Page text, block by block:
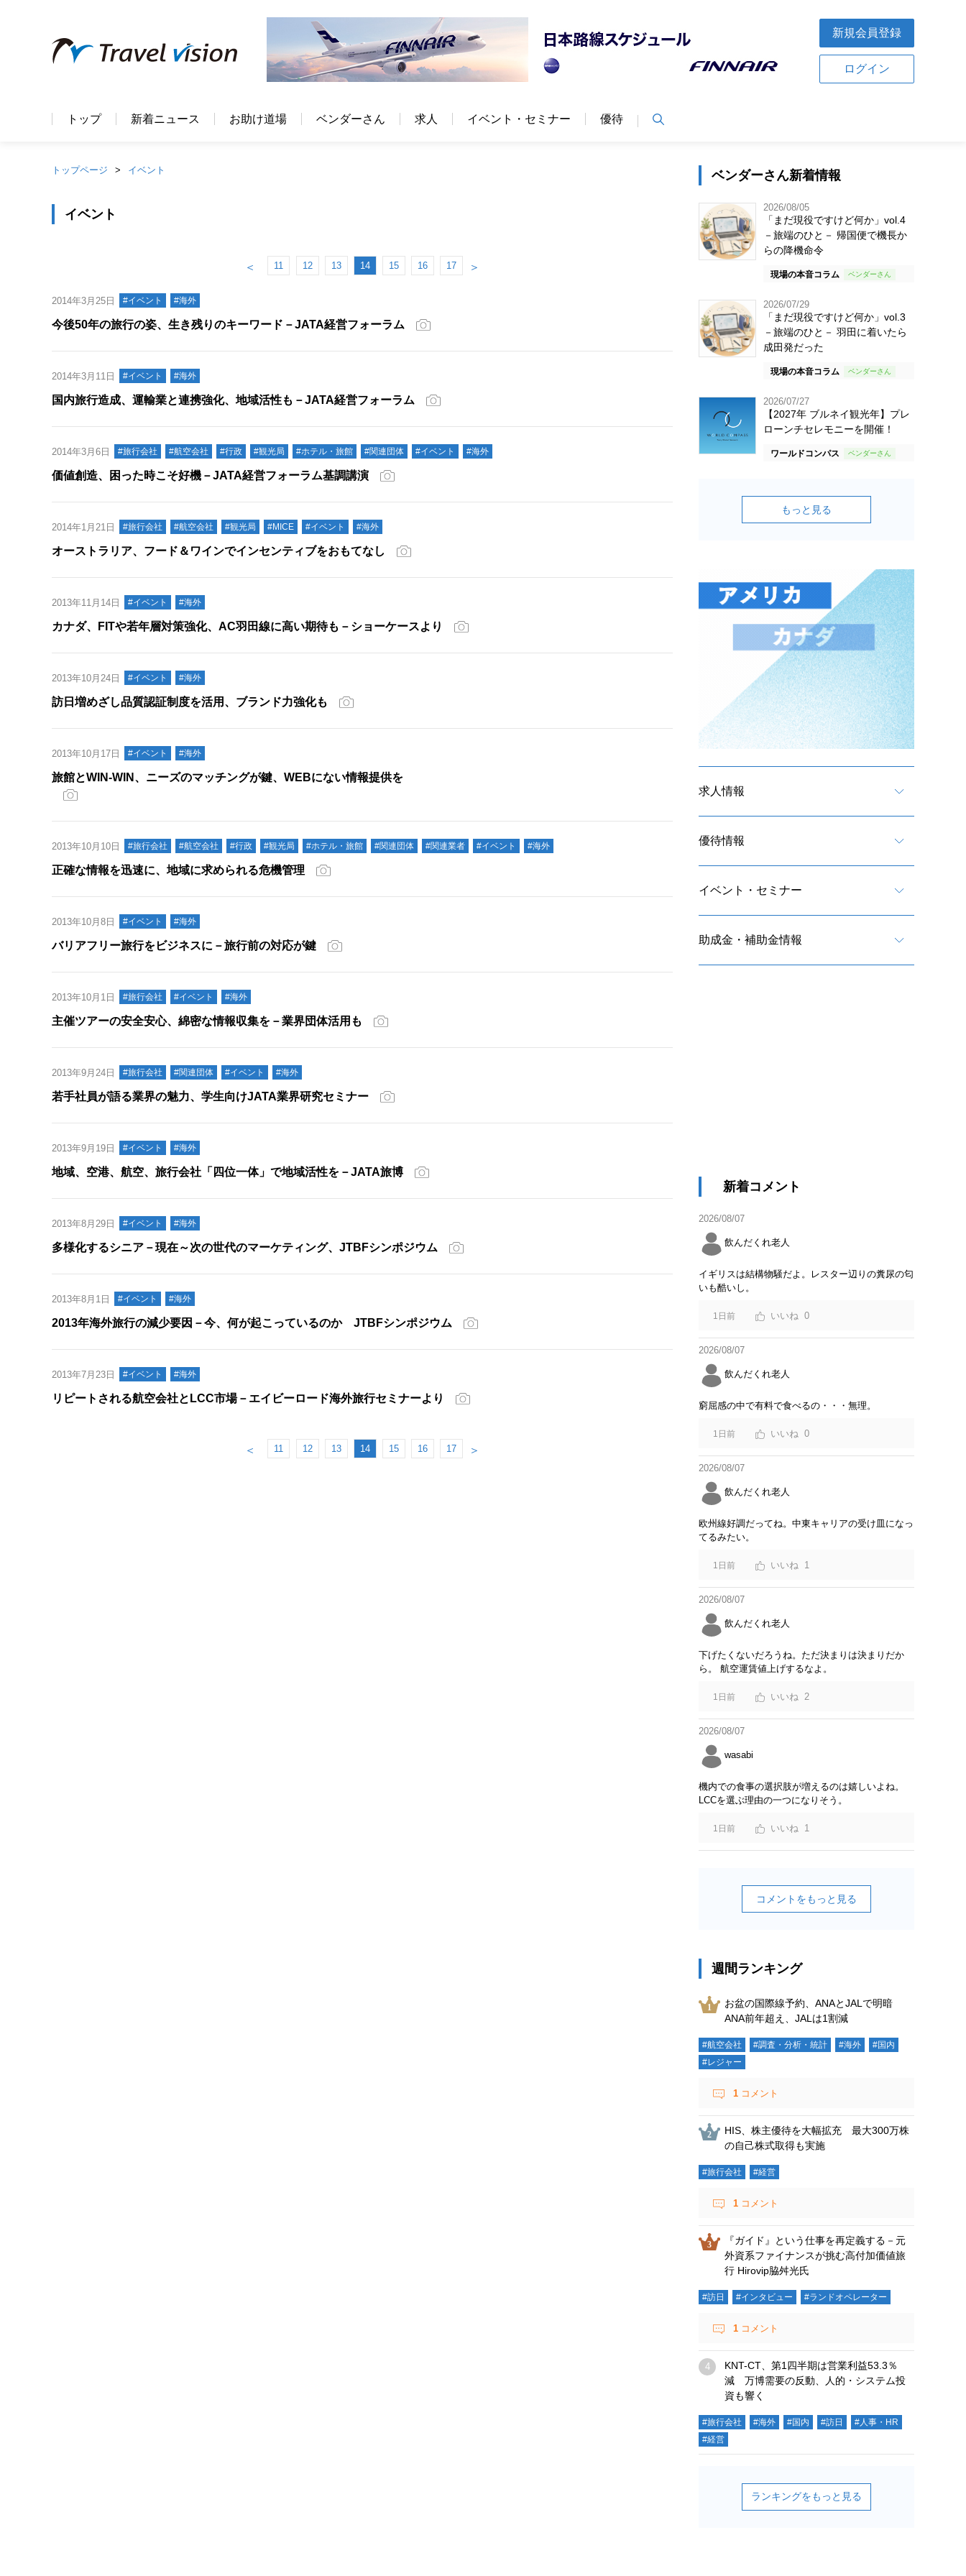
新規会員登録
ログイン
トップ 新着ニュース お助け道場 ベンダーさん 求人 イベント・セミナー 優待
トップページ イベント
イベント
＜ 11 12 13 14 15 16 17 ＞
2014年3月25日 #イベント #海外
今後50年の旅行の姿、生き残りのキーワード－JATA経営フォーラム
2014年3月11日 #イベント #海外
国内旅行造成、運輸業と連携強化、地域活性も－JATA経営フォーラム
2014年3月6日 #旅行会社 #航空会社 #行政 #観光局 #ホテル・旅館 #関連団体 #イベント #海外
価値創造、困った時こそ好機－JATA経営フォーラム基調講演
2014年1月21日 #旅行会社 #航空会社 #観光局 #MICE #イベント #海外
オーストラリア、フード＆ワインでインセンティブをおもてなし
2013年11月14日 #イベント #海外
カナダ、FITや若年層対策強化、AC羽田線に高い期待も－ショーケースより
2013年10月24日 #イベント #海外
訪日増めざし品質認証制度を活用、ブランド力強化も
2013年10月17日 #イベント #海外
旅館とWIN-WIN、ニーズのマッチングが鍵、WEBにない情報提供を
2013年10月10日 #旅行会社 #航空会社 #行政 #観光局 #ホテル・旅館 #関連団体 #関連業者 #イベント #海外
正確な情報を迅速に、地域に求められる危機管理
2013年10月8日 #イベント #海外
バリアフリー旅行をビジネスに－旅行前の対応が鍵
2013年10月1日 #旅行会社 #イベント #海外
主催ツアーの安全安心、綿密な情報収集を－業界団体活用も
2013年9月24日 #旅行会社 #関連団体 #イベント #海外
若手社員が語る業界の魅力、学生向けJATA業界研究セミナー
2013年9月19日 #イベント #海外
地域、空港、航空、旅行会社「四位一体」で地域活性を－JATA旅博
2013年8月29日 #イベント #海外
多様化するシニア－現在～次の世代のマーケティング、JTBFシンポジウム
2013年8月1日 #イベント #海外
2013年海外旅行の減少要因－今、何が起こっているのか JTBFシンポジウム
2013年7月23日 #イベント #海外
リピートされる航空会社とLCC市場－エイビーロード海外旅行セミナーより
＜ 11 12 13 14 15 16 17 ＞
ベンダーさん新着情報
2026/08/05
「まだ現役ですけど何か」vol.4
－旅端のひと－ 帰国便で機長か
らの降機命令
現場の本音コラム
2026/07/29
「まだ現役ですけど何か」vol.3
－旅端のひと－ 羽田に着いたら
成田発だった
現場の本音コラム
2026/07/27
【2027年 ブルネイ観光年】プレ
ローンチセレモニーを開催！
ワールドコンパス
もっと見る
求人情報
優待情報
イベント・セミナー
助成金・補助金情報
新着コメント
2026/08/07
飲んだくれ老人
イギリスは結構物騒だよ。レスター辺りの糞尿の匂
いも酷いし。
1日前 0
2026/08/07
飲んだくれ老人
窮屈感の中で有料で食べるの・・・無理。
1日前 0
2026/08/07
飲んだくれ老人
欧州線好調だってね。中東キャリアの受け皿になっ
てるみたい。
1日前 1
2026/08/07
飲んだくれ老人
下げたくないだろうね。ただ決まりは決まりだか
ら。 航空運賃値上げするなよ。
1日前 2
2026/08/07
wasabi
機内での食事の選択肢が増えるのは嬉しいよね。
LCCを選ぶ理由の一つになりそう。
1日前 1
コメントをもっと見る
週間ランキング
お盆の国際線予約、ANAとJALで明暗
ANA前年超え、JALは1割減
#航空会社 #調査・分析・統計 #海外
#国内
#レジャー
1 コメント
HIS、株主優待を大幅拡充 最大300万株
の自己株式取得も実施
#旅行会社 #経営
1 コメント
『ガイド』という仕事を再定義する－元
外資系ファイナンスが挑む高付加価値旅
行 Hirovip脇舛光氏
#訪日 #インタビュー #ランドオペレーター
1 コメント
KNT-CT、第1四半期は営業利益53.3％
減 万博需要の反動、人的・システム投
資も響く
#旅行会社 #海外 #国内 #訪日
#人事・HR
#経営